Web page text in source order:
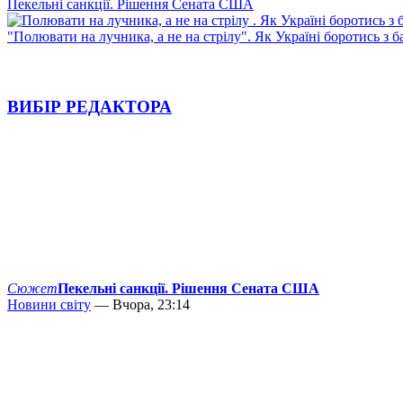
Пекельні санкції. Рішення Сената США
"Полювати на лучника, а не на стрілу". Як Україні боротись з
ВИБІР РЕДАКТОРА
СюжетПекельні санкції. Рішення Сената США
Новини світу — Вчора, 23:14